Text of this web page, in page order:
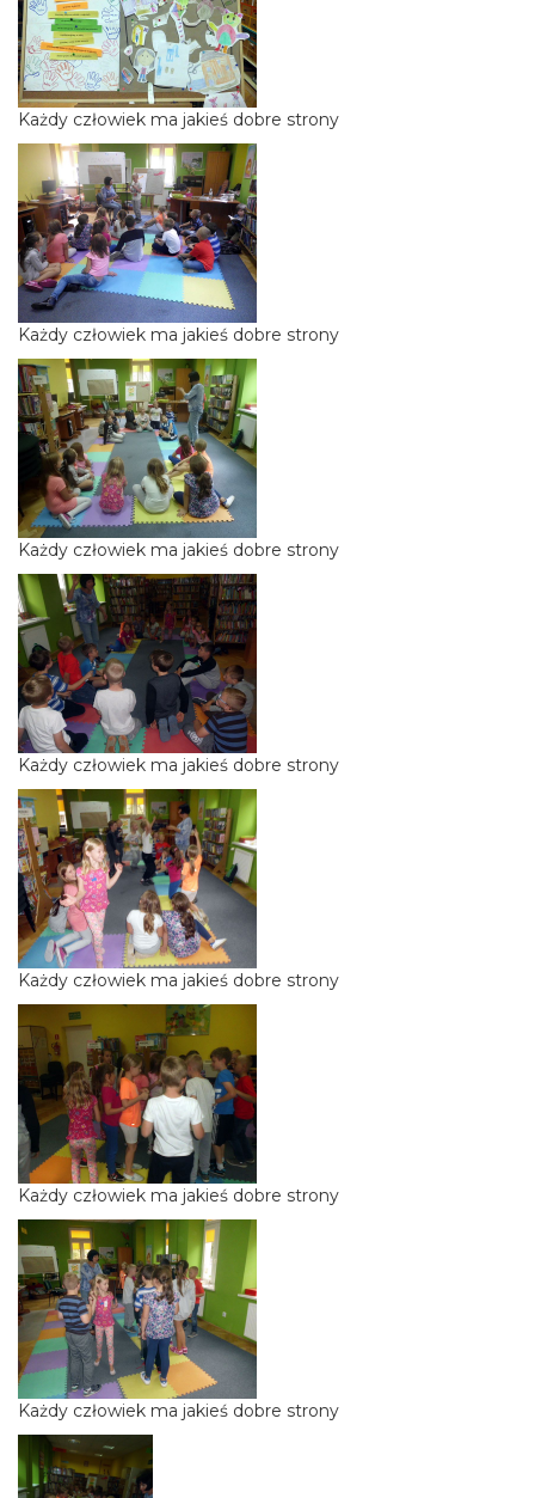
Każdy człowiek ma jakieś dobre strony
Każdy człowiek ma jakieś dobre strony
Każdy człowiek ma jakieś dobre strony
Każdy człowiek ma jakieś dobre strony
Każdy człowiek ma jakieś dobre strony
Każdy człowiek ma jakieś dobre strony
Każdy człowiek ma jakieś dobre strony